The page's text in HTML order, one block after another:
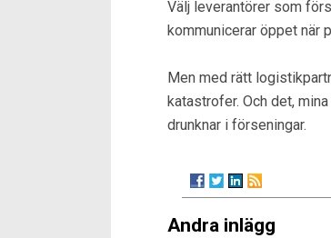
Välj leverantörer som
kommunicerar öppet när
Men med rätt
katastrofer. Och det,
drunknar i förseningar.
Andra inlägg